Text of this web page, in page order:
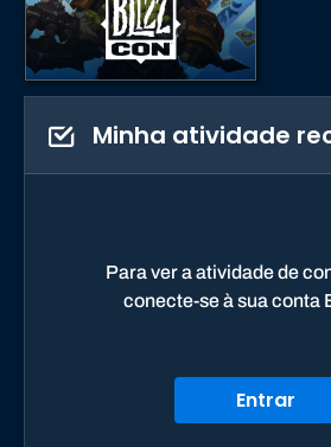
Minha atividade
Para ver a atividade de
conecte-se à sua conta
Entrar